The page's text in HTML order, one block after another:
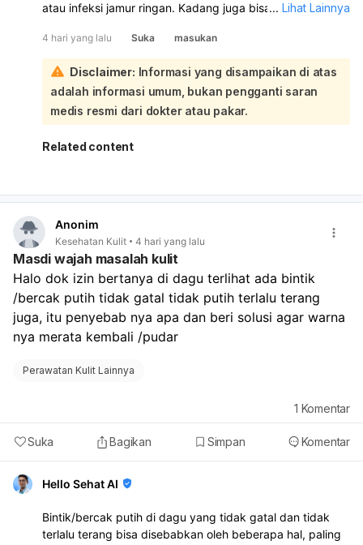
atau infeksi jamur ringan. Kadang juga bisa karena vitiligo
Solusinya tergantung penyebabnya:
Pakai pelembap rutin, terutama setelah cuci tangan.
Gunakan sunscreen di tangan agar tidak makin
kontras.
Hindari sabun keras, deterjen, dan sering menggosok
kulit.
Kalau ada gatal, bersisik, atau bercak makin banyak,
Kalau bercaknya putih tegas, melebar, atau tidak
apakah vitiligo atau penyebab lain. Agar pudar, yang
paling penting adalah mengatasi penyebabnya dulu.
Kalau mau, saya bisa bantu bedakan dari ciri-cirinya:
apakah bercaknya gatal, bersisik, atau tepinya jelas?
... Lihat Lainnya
4 hari yang lalu Suka masukan
Disclaimer: Informasi yang disampaikan di atas
adalah informasi umum, bukan pengganti saran
medis resmi dari dokter atau pakar.
Related content
Anonim
Kesehatan Kulit 4 hari yang lalu
Masdi wajah masalah kulit
Halo dok izin bertanya di dagu terlihat ada bintik
/bercak putih tidak gatal tidak putih terlalu terang
juga, itu penyebab nya apa dan beri solusi agar warna
nya merata kembali /pudar
Perawatan Kulit Lainnya
Suka Bagikan Simpan Komentar
1 Komentar
Hello Sehat AI
Bintik/bercak putih di dagu yang tidak gatal dan tidak
terlalu terang bisa disebabkan oleh beberapa hal, paling